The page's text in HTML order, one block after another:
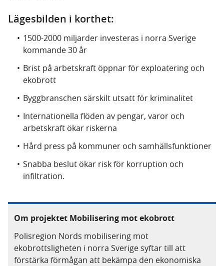
Lägesbilden i korthet:
1500-2000 miljarder investeras i norra Sverige
kommande 30 år
Brist på arbetskraft öppnar för exploatering och
ekobrott
Byggbranschen särskilt utsatt för kriminalitet
Internationella flöden av pengar, varor och
arbetskraft ökar riskerna
Hård press på kommuner och samhällsfunktioner
Snabba beslut ökar risk för korruption och
infiltration.
Om projektet Mobilisering mot ekobrott
Polisregion Nords mobilisering mot
ekobrottsligheten i norra Sverige syftar till att
förstärka förmågan att bekämpa den ekonomiska